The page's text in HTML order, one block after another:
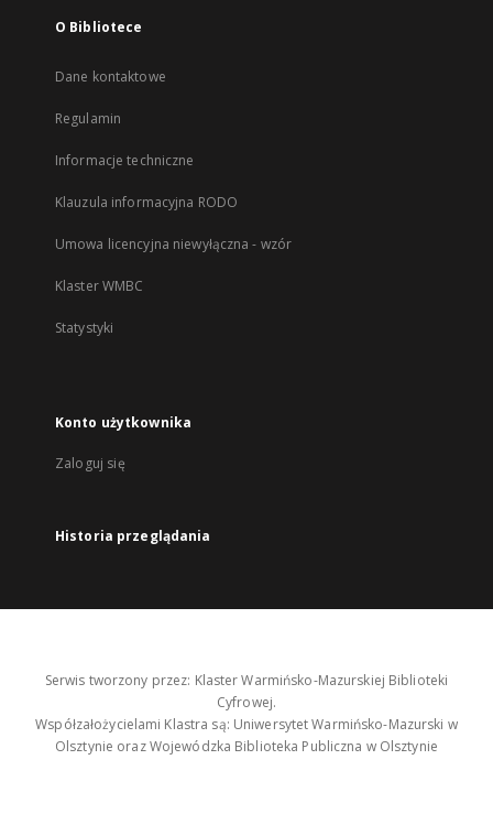
O Bibliotece
Dane kontaktowe
Regulamin
Informacje techniczne
Klauzula informacyjna RODO
Umowa licencyjna niewyłączna - wzór
Klaster WMBC
Statystyki
Konto użytkownika
Zaloguj się
Historia przeglądania
Serwis tworzony przez: Klaster Warmińsko-Mazurskiej Biblioteki
Cyfrowej.
Współzałożycielami Klastra są: Uniwersytet Warmińsko-Mazurski w
Olsztynie oraz Wojewódzka Biblioteka Publiczna w Olsztynie